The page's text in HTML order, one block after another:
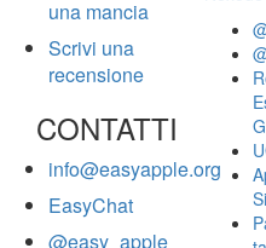
una mancia
Scrivi una
recensione
CONTATTI
info@easyapple.org
EasyChat
@easy_apple